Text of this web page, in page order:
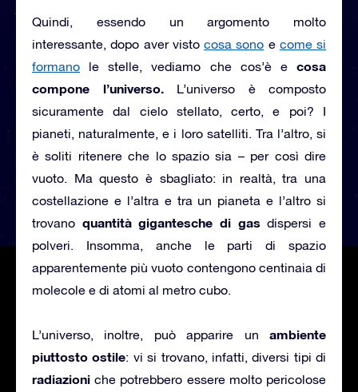
Quindi, essendo un argomento molto
interessante, dopo aver visto cosa sono e come si
formano le stelle, vediamo che cos’è e cosa
compone l’universo.L’universo è composto
sicuramente dal cielo stellato, certo, e poi? I
pianeti, naturalmente, e i loro satelliti. Tra l’altro, si
è soliti ritenere che lo spazio sia – per così dire
vuoto. Ma questo è sbagliato: in realtà, tra una
costellazione e l’altra e tra un pianeta e l’altro si
trovano quantità gigantesche di gas dispersi e
polveri. Insomma, anche le parti di spazio
apparentemente più vuoto contengono centinaia di
molecole e di atomi al metro cubo.
L’universo, inoltre, può apparire un ambiente
piuttosto ostile: vi si trovano, infatti, diversi tipi di
radiazioni che potrebbero essere molto pericolose